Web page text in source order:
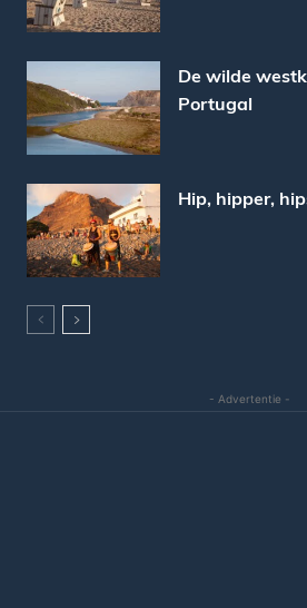
De wilde
Portugal
Hip, hipper,
- Advertentie -